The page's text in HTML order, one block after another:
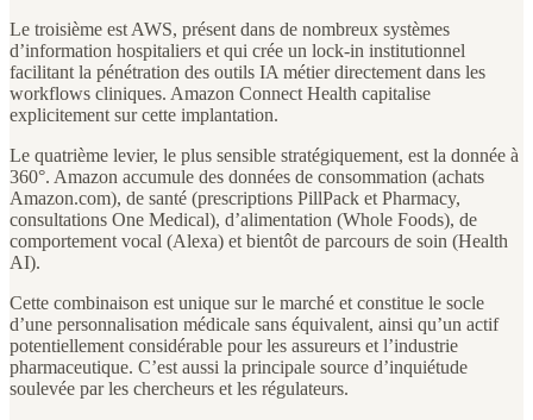
Le troisième est AWS, présent dans de nombreux systèmes
d’information hospitaliers et qui crée un lock-in institutionnel
facilitant la pénétration des outils IA métier directement dans les
workflows cliniques. Amazon Connect Health capitalise
explicitement sur cette implantation.
Le quatrième levier, le plus sensible stratégiquement, est la donnée à
360°. Amazon accumule des données de consommation (achats
Amazon.com), de santé (prescriptions PillPack et Pharmacy,
consultations One Medical), d’alimentation (Whole Foods), de
comportement vocal (Alexa) et bientôt de parcours de soin (Health
AI).
Cette combinaison est unique sur le marché et constitue le socle
d’une personnalisation médicale sans équivalent, ainsi qu’un actif
potentiellement considérable pour les assureurs et l’industrie
pharmaceutique. C’est aussi la principale source d’inquiétude
soulevée par les chercheurs et les régulateurs.